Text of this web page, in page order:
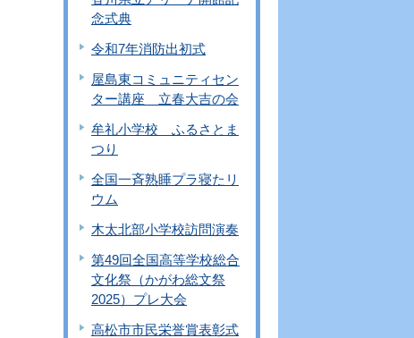
念式典
令和7年消防出初式
屋島東コミュニティセン
ター講座 立春大吉の会
牟礼小学校 ふるさとま
つり
全国一斉熟睡プラ寝たリ
ウム
木太北部小学校訪問演奏
第49回全国高等学校総合
文化祭（かがわ総文祭
2025）プレ大会
高松市市民栄誉賞表彰式